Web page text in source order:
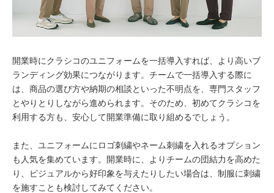
開業時にクラシコのユニフォームを一括導入すれば、より高いブ
ランディング効果につながります。チームで一括導入する際に
は、商品の選び方や納期の相談といった不明点を、専門スタッフ
とやりとりしながら進められます。そのため、初めてクラシコを
利用する方も、安心して開業準備に取り組めるでしょう。
また、ユニフォームにロゴ刺繍やネーム刺繍を入れるオプション
も人気を集めています。開業時に、よりチームの団結力を高めた
り、ビジュアルから好印象を与えたりしたい場合は、制服に刺繍
を施すことも検討してみてください。